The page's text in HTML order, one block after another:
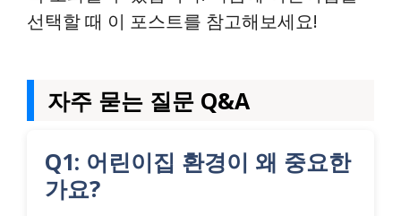
선택할 때 이 포스트를 참고해보세요!
자주 묻는 질문 Q&A
Q1: 어린이집 환경이 왜 중요한
가요?